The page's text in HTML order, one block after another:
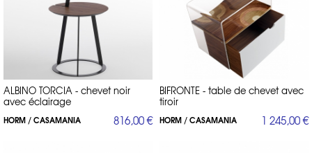
ALBINO TORCIA - chevet noir
avec éclairage
HORM / CASAMANIA 816,00 €
BIFRONTE - table de chevet avec
tiroir
HORM / CASAMANIA 1 245,00 €